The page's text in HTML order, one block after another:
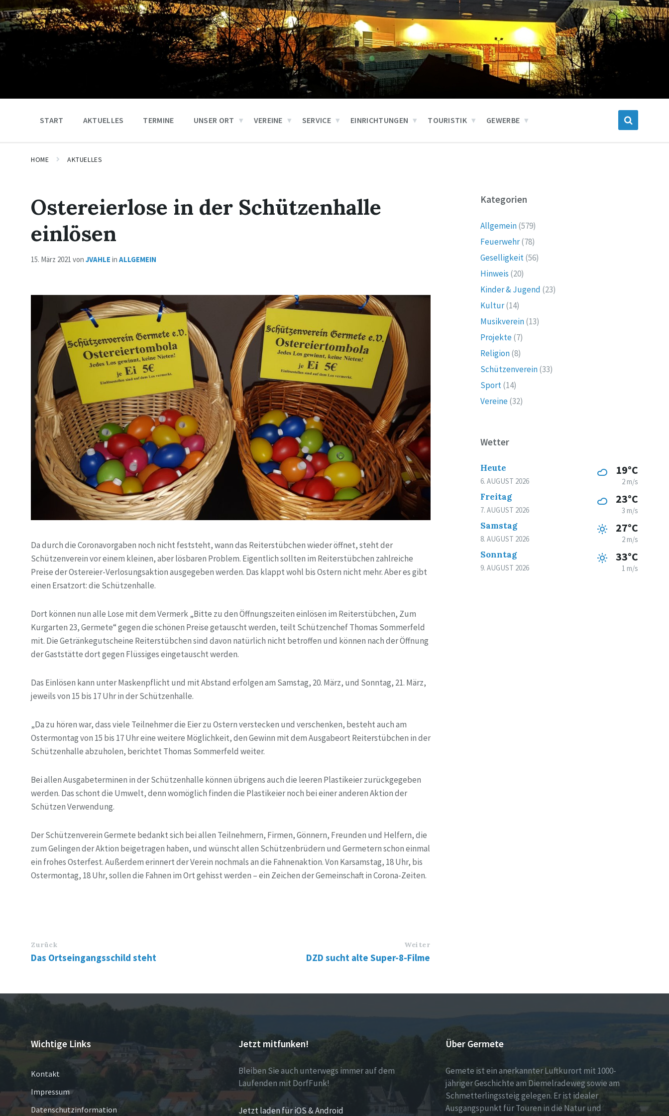
START AKTUELLES TERMINE UNSER ORT VEREINE SERVICE EINRICHTUNGEN TOURISTIK GEWERBE
HOME AKTUELLES
Ostereierlose in der Schützenhalle
einlösen
15. März 2021 von JVAHLE in ALLGEMEIN
Da durch die Coronavorgaben noch nicht feststeht, wann das Reiterstübchen wieder öffnet, steht der
Schützenverein vor einem kleinen, aber lösbaren Problem. Eigentlich sollten im Reiterstübchen zahlreiche
Preise der Ostereier-Verlosungsaktion ausgegeben werden. Das klappt wohl bis Ostern nicht mehr. Aber es gibt
einen Ersatzort: die Schützenhalle.
Dort können nun alle Lose mit dem Vermerk „Bitte zu den Öffnungszeiten einlösen im Reiterstübchen, Zum
Kurgarten 23, Germete“ gegen die schönen Preise getauscht werden, teilt Schützenchef Thomas Sommerfeld
mit. Die Getränkegutscheine Reiterstübchen sind davon natürlich nicht betroffen und können nach der Öffnung
der Gaststätte dort gegen Flüssiges eingetauscht werden.
Das Einlösen kann unter Maskenpflicht und mit Abstand erfolgen am Samstag, 20. März, und Sonntag, 21. März,
jeweils von 15 bis 17 Uhr in der Schützenhalle.
„Da zu hören war, dass viele Teilnehmer die Eier zu Ostern verstecken und verschenken, besteht auch am
Ostermontag von 15 bis 17 Uhr eine weitere Möglichkeit, den Gewinn mit dem Ausgabeort Reiterstübchen in der
Schützenhalle abzuholen, berichtet Thomas Sommerfeld weiter.
Bei allen Ausgabeterminen in der Schützenhalle können übrigens auch die leeren Plastikeier zurückgegeben
werden. Das schont die Umwelt, denn womöglich finden die Plastikeier noch bei einer anderen Aktion der
Schützen Verwendung.
Der Schützenverein Germete bedankt sich bei allen Teilnehmern, Firmen, Gönnern, Freunden und Helfern, die
zum Gelingen der Aktion beigetragen haben, und wünscht allen Schützenbrüdern und Germetern schon einmal
ein frohes Osterfest. Außerdem erinnert der Verein nochmals an die Fahnenaktion. Von Karsamstag, 18 Uhr, bis
Ostermontag, 18 Uhr, sollen die Fahnen im Ort gehisst werden – ein Zeichen der Gemeinschaft in Corona-Zeiten.
Zurück
Das Ortseingangsschild steht
Weiter
DZD sucht alte Super-8-Filme
Kategorien
Allgemein(579)
Feuerwehr(78)
Geselligkeit(56)
Hinweis (20)
Kinder & Jugend (23)
Kultur(14)
Musikverein(13)
Projekte(7)
Religion(8)
Schützenverein(33)
Sport(14)
Vereine(32)
Wetter
Heute
6. AUGUST 2026
19°C
2 m/s
Freitag
7. AUGUST 2026
23°C
3 m/s
Samstag
8. AUGUST 2026
27°C
2 m/s
Sonntag
9. AUGUST 2026
33°C
1 m/s
Wichtige Links
Kontakt
Impressum
Datenschutzinformation
Jetzt mitfunken!
Bleiben Sie auch unterwegs immer auf dem
Laufenden mit DorfFunk!
Jetzt laden für iOS & Android
Über Germete
Gemete ist ein anerkannter Luftkurort mit 1000-
jähriger Geschichte am Diemelradeweg sowie am
Schmetterlingssteig gelegen. Er ist idealer
Ausgangspunkt für Touren in die Natur und